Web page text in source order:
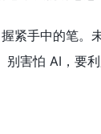
紧手中的笔。
别害怕 AI，要